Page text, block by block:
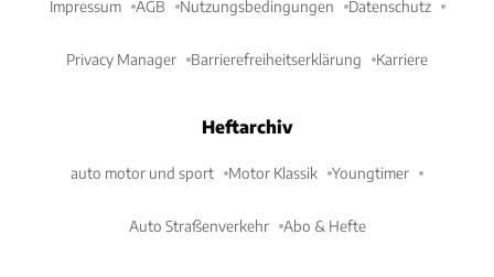
Impressum AGB Nutzungsbedingungen Datenschutz
Privacy Manager Barrierefreiheitserklärung Karriere
Heftarchiv
auto motor und sport Motor Klassik Youngtimer
Auto Straßenverkehr Abo & Hefte